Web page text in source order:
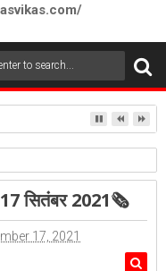
हो- शेरी लुंड
17 सितंबर 2021🗞
सितंबर 2021🗞
17, 2021